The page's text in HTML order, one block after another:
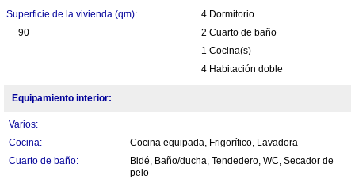
Superficie de la vivienda (qm):
90
4 Dormitorio
2 Cuarto de baño
1 Cocina(s)
4 Habitación doble
Equipamiento interior:
Varios:
Cocina:
Cocina equipada, Frigorífico, Lavadora
Cuarto de baño:
Bidé, Baño/ducha, Tendedero, WC, Secador de
pelo